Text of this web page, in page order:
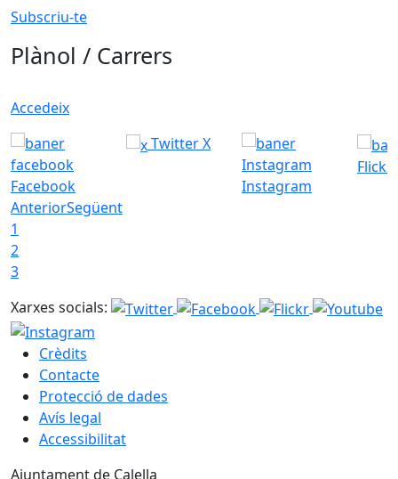
Subscriu-te
Plànol / Carrers
Accedeix
Facebook
Twitter X
Instagram
Flickr
AnteriorSegüent
1
2
3
Xarxes socials:
Crèdits
Contacte
Protecció de dades
Avís legal
Accessibilitat
Ajuntament de Calella